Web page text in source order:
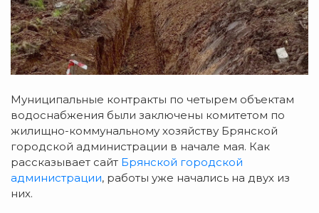
Муниципальные контракты по четырем объектам
водоснабжения были заключены комитетом по
жилищно-коммунальному хозяйству Брянской
городской администрации в начале мая. Как
рассказывает сайт Брянской городской
администрации, работы уже начались на двух из
них.